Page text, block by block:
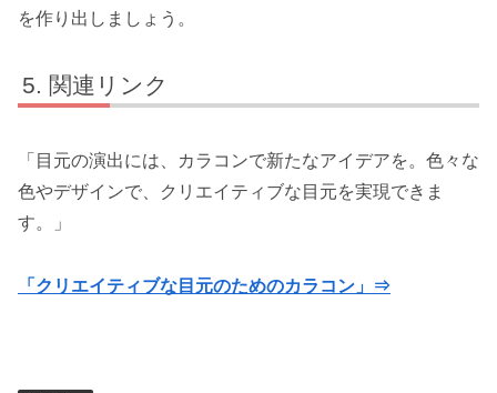
を作り出しましょう。
関連リンク
「目元の演出には、カラコンで新たなアイデアを。色々な
色やデザインで、クリエイティブな目元を実現できま
す。」
「クリエイティブな目元のためのカラコン」⇒